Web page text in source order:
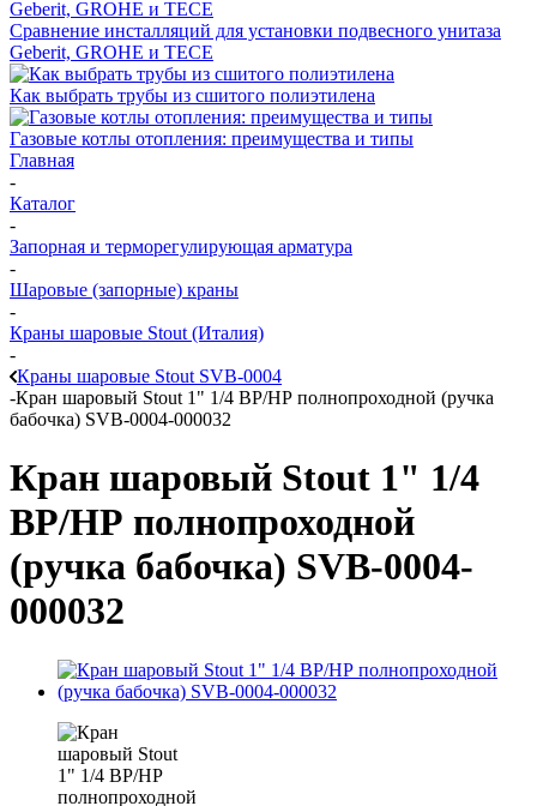
Сравнение инсталляций для установки подвесного унитаза
Geberit, GROHE и TECE
Как выбрать трубы из сшитого полиэтилена
Газовые котлы отопления: преимущества и типы
Главная
-
Каталог
-
Запорная и терморегулирующая арматура
-
Шаровые (запорные) краны
-
Краны шаровые Stout (Италия)
-
Краны шаровые Stout SVB-0004
-Кран шаровый Stout 1" 1/4 ВР/НР полнопроходной (ручка
бабочка) SVB-0004-000032
Кран шаровый Stout 1" 1/4
ВР/НР полнопроходной
(ручка бабочка) SVB-0004-
000032